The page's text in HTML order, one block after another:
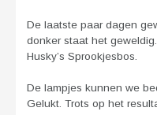
De laatste paar dagen
donker staat het
Husky’s Sprookjesbos.
De lampjes kunnen we
Gelukt. Trots op het